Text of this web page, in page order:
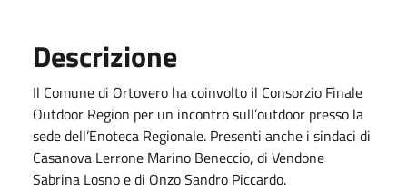
Descrizione
Il Comune di Ortovero ha coinvolto il Consorzio Finale
Outdoor Region per un incontro sull’outdoor presso la
sede dell’Enoteca Regionale. Presenti anche i sindaci di
Casanova Lerrone Marino Beneccio, di Vendone
Sabrina Losno e di Onzo Sandro Piccardo.